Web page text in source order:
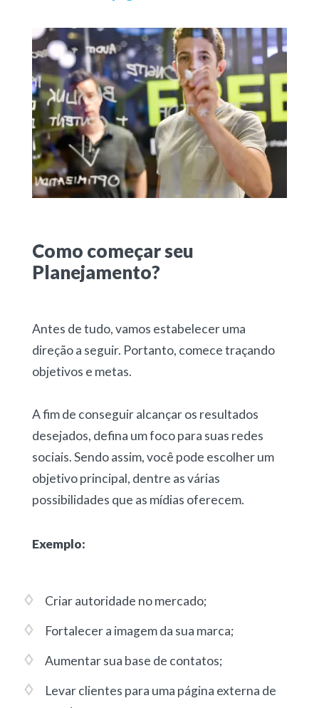
Como começar seu
Planejamento?
Antes de tudo, vamos estabelecer uma
direção a seguir. Portanto, comece traçando
objetivos e metas.
A fim de conseguir alcançar os resultados
desejados, defina um foco para suas redes
sociais. Sendo assim, você pode escolher um
objetivo principal, dentre as várias
possibilidades que as mídias oferecem.
Exemplo:
Criar autoridade no mercado;
Fortalecer a imagem da sua marca;
Aumentar sua base de contatos;
Levar clientes para uma página externa de